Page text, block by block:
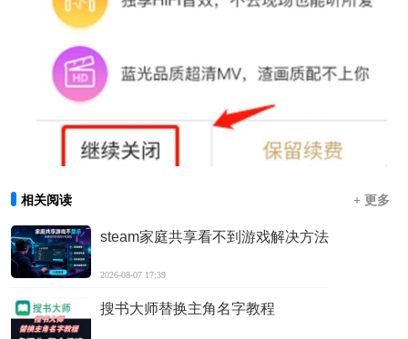
相关阅读 + 更多
steam家庭共享看不到游戏解决方法
2026-08-07 17:39
搜书大师替换主角名字教程